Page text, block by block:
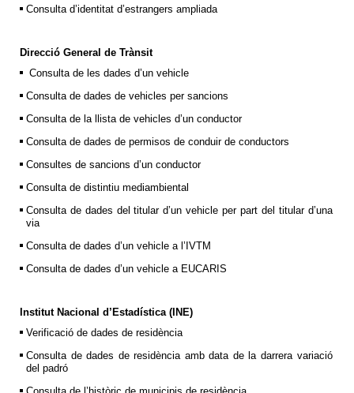
Consulta d’identitat d’estrangers ampliada
Direcció General de Trànsit
Consulta de les dades d’un vehicle
Consulta de dades de vehicles per sancions
Consulta de la llista de vehicles d’un conductor
Consulta de dades de permisos de conduir de conductors
Consultes de sancions d’un conductor
Consulta de distintiu mediambiental
Consulta de dades del titular d’un vehicle per part del titular d’una
via
Consulta de dades d’un vehicle a l’IVTM
Consulta de dades d’un vehicle a EUCARIS
Institut Nacional d’Estadística (INE)
Verificació de dades de residència
Consulta de dades de residència amb data de la darrera variació
del padró